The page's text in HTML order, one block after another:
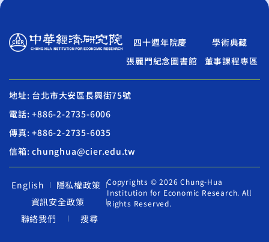
四十週年院慶
學術典藏
張麗門紀念圖書館
董事課程專區
地址: 台北市大安區長興街75號
電話: +886-2-2735-6006
傳真: +886-2-2735-6035
信箱: chunghua@cier.edu.tw
English
隱私權政策
資訊安全政策
聯絡我們
搜尋
Copyrights © 2026 Chung-Hua
Institution for Economic Research. All
Rights Reserved.